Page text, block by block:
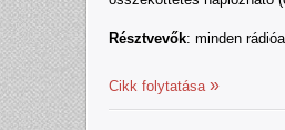
Résztvevők: minden
Cikk folytatása